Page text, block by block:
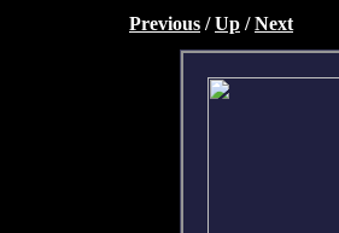
Previous /Up /Next